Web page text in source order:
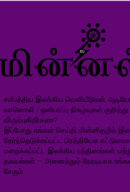
சமீபத்திய இலக்கிய வெளியீடுகள், ஆடியோ
வானொலி / ஒளிபரப்பு நிகழ்வுகள்
விரும்புகிறீர்களா?
இப்போது எங்கள் செய்தி மின்னிதழில்
தேர்ந்தெடுக்கப்பட்ட பிரத்தியேக
மறைக்கப்பட்ட இலக்கிய ரத்தினங்கள்,
தகவல்கள் — அனைத்தும் நேரடியாக
சேரும்.